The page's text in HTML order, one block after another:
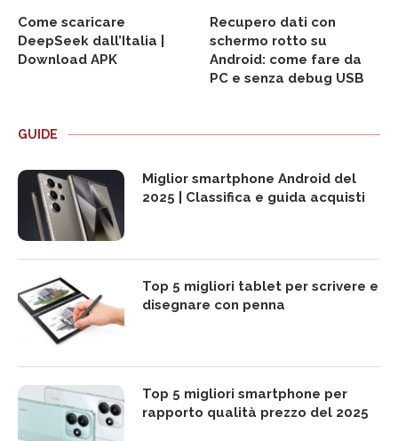
Come scaricare
DeepSeek dall’Italia |
Download APK
Recupero dati con
schermo rotto su
Android: come fare da
PC e senza debug USB
GUIDE
Miglior smartphone Android del
2025 | Classifica e guida acquisti
Top 5 migliori tablet per scrivere e
disegnare con penna
Top 5 migliori smartphone per
rapporto qualità prezzo del 2025